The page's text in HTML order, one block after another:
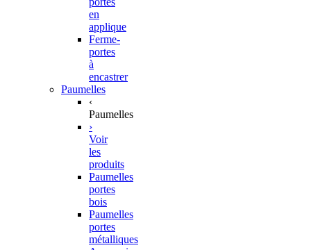
en
applique
Ferme-
portes
à
encastrer
Paumelles
‹
Paumelles
›
Voir
les
produits
Paumelles
portes
bois
Paumelles
portes
métalliques